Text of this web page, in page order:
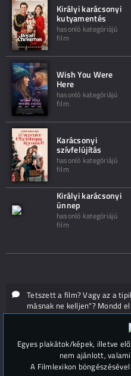
Királyi karácsonyi
kutyamentés
hasonló kategóriájú
film
Wish You Were
Here
hasonló kategóriájú
film
Karácsonyi
szívfelújítás
hasonló kategóriájú
film
Királyi karácsonyi
ünnep
hasonló kategóriájú
film
Tetszett a film? Vagy az a
másnak ne kelljen"? Mondd
Egyes plakátok/képek, illetve
nem ajánlott,
A Filmlexikon